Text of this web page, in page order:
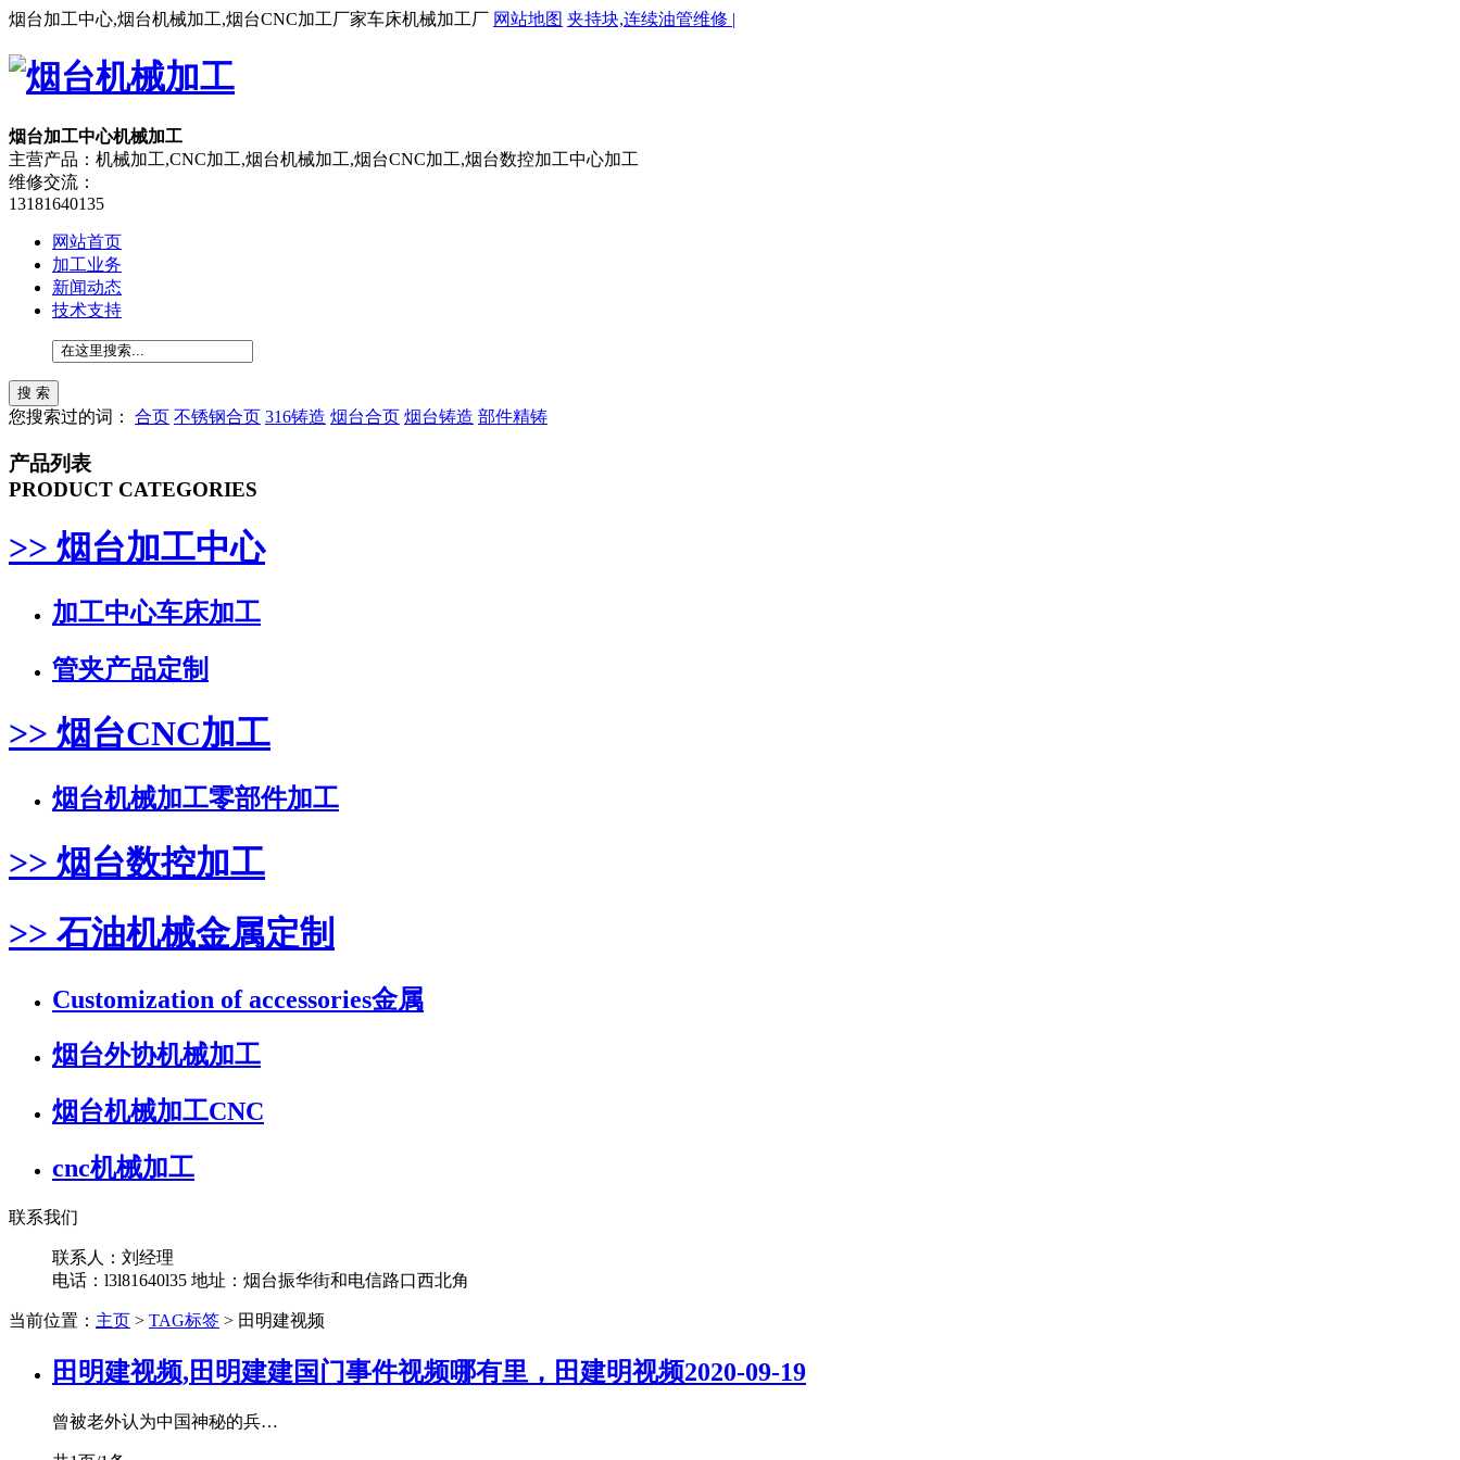
烟台加工中心,烟台机械加工,烟台CNC加工厂家车床机械加工厂 网站地图 夹持块,连续油管维修 |
烟台加工中心机械加工
主营产品：机械加工,CNC加工,烟台机械加工,烟台CNC加工,烟台数控加工中心加工
维修交流：
13181640135
网站首页
加工业务
新闻动态
技术支持
您搜索过的词： 合页 不锈钢合页 316铸造 烟台合页 烟台铸造 部件精铸
产品列表
PRODUCT CATEGORIES
>> 烟台加工中心
加工中心车床加工
管夹产品定制
>> 烟台CNC加工
烟台机械加工零部件加工
>> 烟台数控加工
>> 石油机械金属定制
Customization of accessories金属
烟台外协机械加工
烟台机械加工CNC
cnc机械加工
联系我们
联系人：刘经理
电话：l3l81640l35 地址：烟台振华街和电信路口西北角
当前位置： 主页 > TAG标签 > 田明建视频
田明建视频,田明建建国门事件视频哪有里，田建明视频2020-09-19
曾被老外认为中国神秘的兵…